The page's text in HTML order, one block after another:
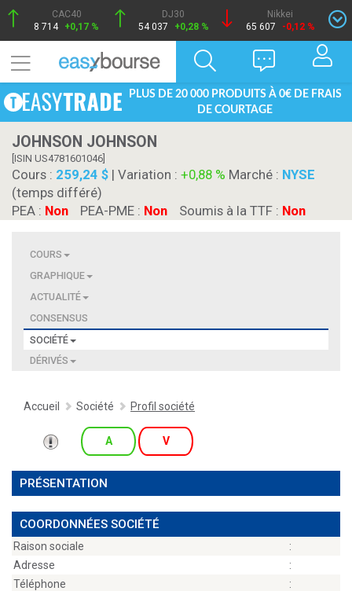
CAC40
8 714 +0,17 %
DJ30
54 037
+0,28 %
Nikkei
65 607
-0,12 %
PLUS DE 20 000 PRODUITS À 0€ DE FRAIS
DE COURTAGE
JOHNSON JOHNSON
[ISIN US4781601046]
Cours : 259,24 $ | Variation : +0,88 % Marché : NYSE
(temps différé)
PEA : Non PEA-PME : Non Soumis à la TTF : Non
COURS
GRAPHIQUE
ACTUALITÉ
CONSENSUS
SOCIÉTÉ
DÉRIVÉS
Accueil Société Profil société
A V
PRÉSENTATION
COORDONNÉES SOCIÉTÉ
Raison sociale
:
Adresse
:
Téléphone
: